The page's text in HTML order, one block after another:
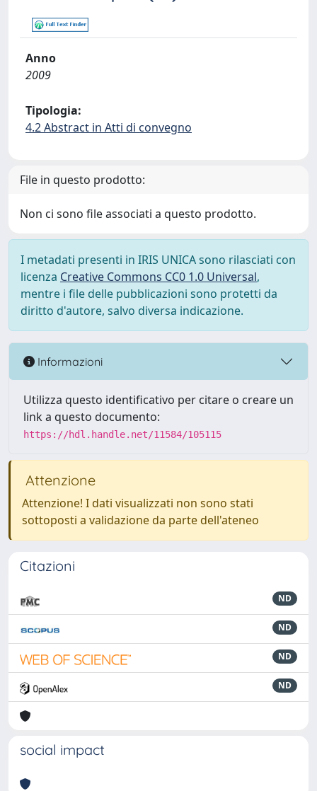
Anno
2009
Tipologia:
4.2 Abstract in Atti di convegno
File in questo prodotto:
Non ci sono file associati a questo prodotto.
I metadati presenti in IRIS UNICA sono rilasciati con
licenza Creative Commons CC0 1.0 Universal,
mentre i file delle pubblicazioni sono protetti da
diritto d'autore, salvo diversa indicazione.
Informazioni
Utilizza questo identificativo per citare o creare un
link a questo documento:
https://hdl.handle.net/11584/105115
Attenzione
Attenzione! I dati visualizzati non sono stati
sottoposti a validazione da parte dell'ateneo
Citazioni
ND
ND
ND
ND
social impact